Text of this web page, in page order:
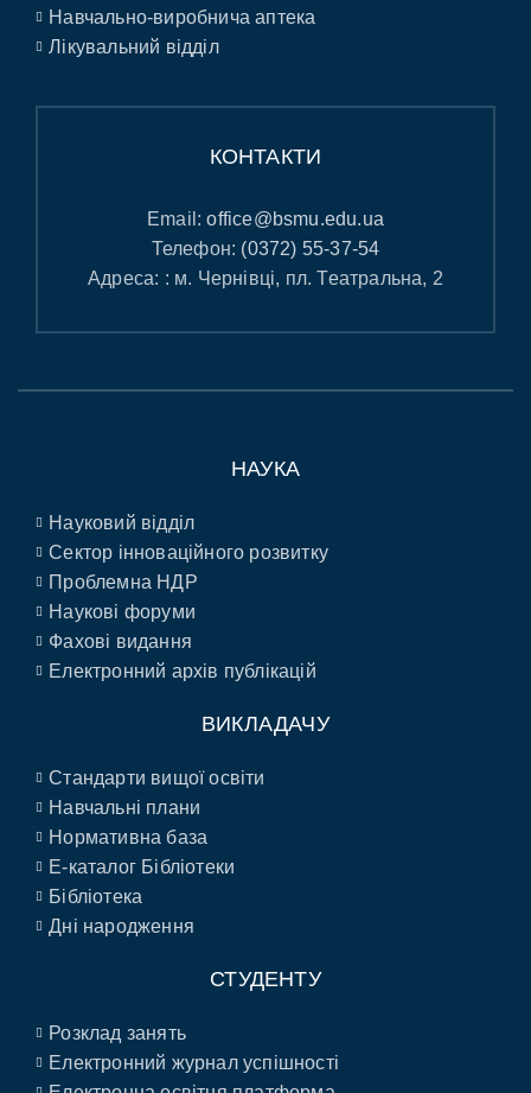
Навчально-виробнича аптека
Лікувальний відділ
КОНТАКТИ
Email:office@bsmu.edu.ua
Телефон: (0372) 55-37-54
Адреса: : м. Чернівці, пл. Театральна, 2
НАУКА
Науковий відділ
Сектор інноваційного розвитку
Проблемна НДР
Наукові форуми
Фахові видання
Електронний архів публікацій
ВИКЛАДАЧУ
Стандарти вищої освіти
Навчальні плани
Нормативна база
E-каталог Бібліотеки
Бібліотека
Дні народження
СТУДЕНТУ
Розклад занять
Електронний журнал успішності